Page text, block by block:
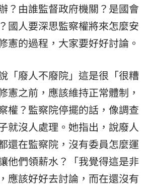
？由誰監督政府機關？是國會
國人要深思監察權將來怎麼安
憲的過程，大家要好好討論。
「廢人不廢院」這是很「很糟
憲之前，應該維持正常體制，
權？監察院停擺的話，像調查
就沒人處理。她指出，說廢人
還在監察院，沒有委員怎麼運
他們領薪水？「我覺得這是非
應該好好去討論，而在還沒有